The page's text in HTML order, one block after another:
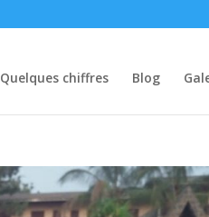
Quelques chiffres Blog